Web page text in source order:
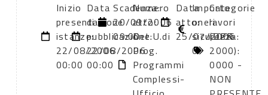
Inizio
presentazione
istanze:
22/08/2006
00:00
Data
di
pubblicazione:
22/08/2006
00:00
Scadenza:
20/09/2006
09:00
Numero
atto:
Det.U.di
Prog.
Programmi
Complessi-
Data
atto:
25/07/2006
Importo
oneri
sicurezza:
0
Categorie
lavori
(DPR
2000):
0000 -
NON